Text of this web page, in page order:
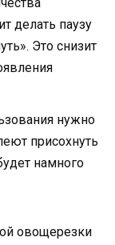
делать паузу
Это снизит
нужно
присохнуть
намного
овощерезки